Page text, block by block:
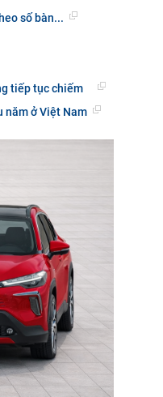
số bàn...
tiếp tục chiếm
năm ở Việt Nam